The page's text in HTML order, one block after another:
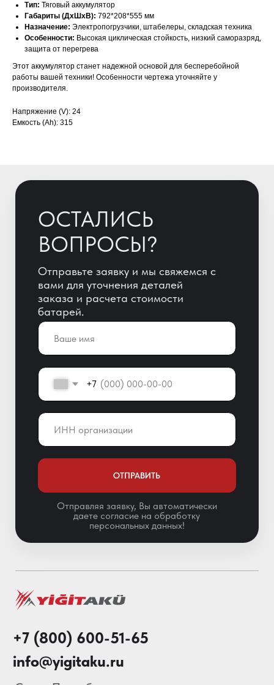
Тип: Тяговый аккумулятор
Габариты (ДхШхВ): 792*208*555 мм
Назначение: Электропогрузчики, штабелеры, складская техника
Особенности: Высокая циклическая стойкость, низкий саморазряд,
защита от перегрева
Этот аккумулятор станет надежной основой для бесперебойной
работы вашей техники! Особенности чертежа уточняйте у
производителя.
Напряжение (V): 24
Емкость (Ah): 315
ОСТАЛИСЬ
ВОПРОСЫ?
Отправьте заявку и мы свяжемся с
вами для уточнения деталей
батарей.
ОТПРАВИТЬ
Отправляя заявку, Вы автоматически
даете согласие на обработку
персональных данных!
Особенности АКБ
Акции
Блог
О нас
info@yigitaku.ru
Мы в соц. сетях
+7 (800) 600-51-65
Санкт-Петербург,
Краснопутиловская ул. 69, оф. 123
Технологии Все права защищены.
Политика конфиденциальности